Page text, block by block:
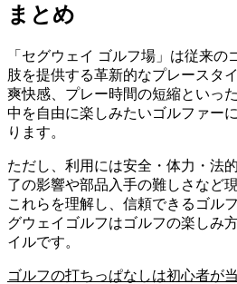
まとめ
「セグウェイ ゴルフ場」は従来の
肢を提供する革新的なプレースタ
爽快感、プレー時間の短縮といっ
中を自由に楽しみたいゴルファー
ります。
ただし、利用には安全・体力・法
了の影響や部品入手の難しさなど
これらを理解し、信頼できるゴル
グウェイゴルフはゴルフの楽しみ
イルです。
ゴルフの打ちっぱなしは初心者が